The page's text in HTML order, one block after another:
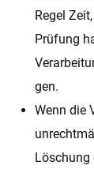
Regel
Prü­fung
gen.
Wenn die
Lö­schung